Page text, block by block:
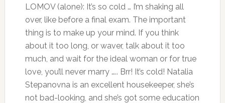
LOMOV (alone): It’s so cold … I’m shaking all
over, like before a final exam. The important
thing is to make up your mind. If you think
about it too long, or waver, talk about it too
much, and wait for the ideal woman or for true
love, you’ll never marry ….. Brr! It’s cold! Natalia
Stepanovna is an excellent housekeeper, she’s
not bad-looking, and she’s got some education